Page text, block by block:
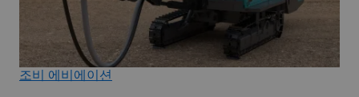
조비 에비에이션